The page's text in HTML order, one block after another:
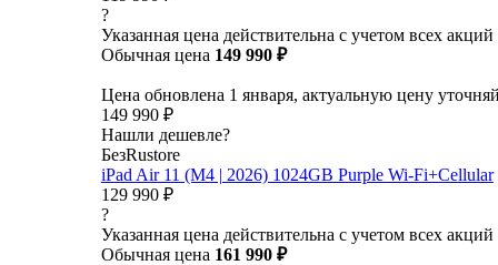
?
Указанная цена действительна с учетом всех акций
Обычная цена 149 990 ₽
Цена обновлена 1 января, актуальную цену
149 990 ₽
Нашли дешевле?
БезRustore
iPad Air 11 (M4 | 2026) 1024GB Purple Wi-Fi+Cellular
129 990 ₽
?
Указанная цена действительна с учетом всех акций
Обычная цена 161 990 ₽